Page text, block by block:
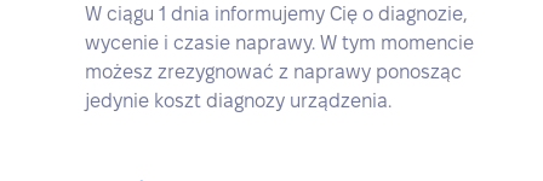
W ciągu 1 dnia informujemy Cię o diagnozie,
wycenie i czasie naprawy. W tym momencie
możesz zrezygnować z naprawy ponosząc
jedynie koszt diagnozy urządzenia.